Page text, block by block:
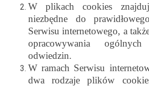
W plikach cookies
niezbędne do
Serwisu internetowego, a
opracowywania
odwiedzin.
W ramach Serwisu
dwa rodzaje plików